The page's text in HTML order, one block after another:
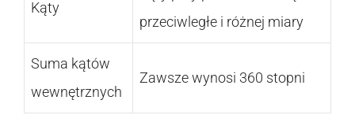
Kąty
przeciwległe i różnej miary
Suma kątów
wewnętrznych
Zawsze wynosi 360 stopni